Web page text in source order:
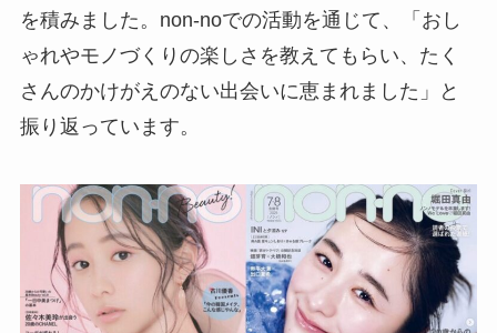
を積みました。non-noでの活動を通じて、「おし
ゃれやモノづくりの楽しさを教えてもらい、たく
さんのかけがえのない出会いに恵まれました」と
振り返っています。